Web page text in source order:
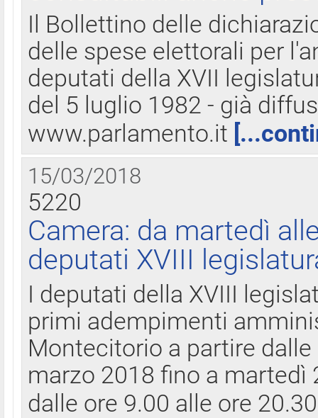
Il Bollettino delle
delle spese elettorali per
deputati della XVII
del 5 luglio 1982 - già
www.parlamento.it
15/03/2018
5220
Camera: da martedì
deputati XVIII
I deputati della XVIII
primi adempimenti
Montecitorio a partire
marzo 2018 fino a
dalle ore 9.00 alle ore